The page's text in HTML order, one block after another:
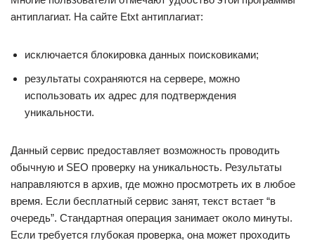
антиплагиат. На сайте Etxt антиплагиат:
исключается блокировка данных поисковиками;
результаты сохраняются на сервере, можно
использовать их адрес для подтверждения
уникальности.
Данный сервис предоставляет возможность проводить
обычную и SEO проверку на уникальность. Результаты
направляются в архив, где можно просмотреть их в любое
время. Если бесплатный сервис занят, текст встает “в
очередь”. Стандартная операция занимает около минуты.
Если требуется глубокая проверка, она может проходить